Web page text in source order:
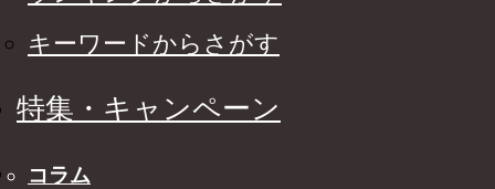
キーワードからさがす
特集・キャンペーン
コラム